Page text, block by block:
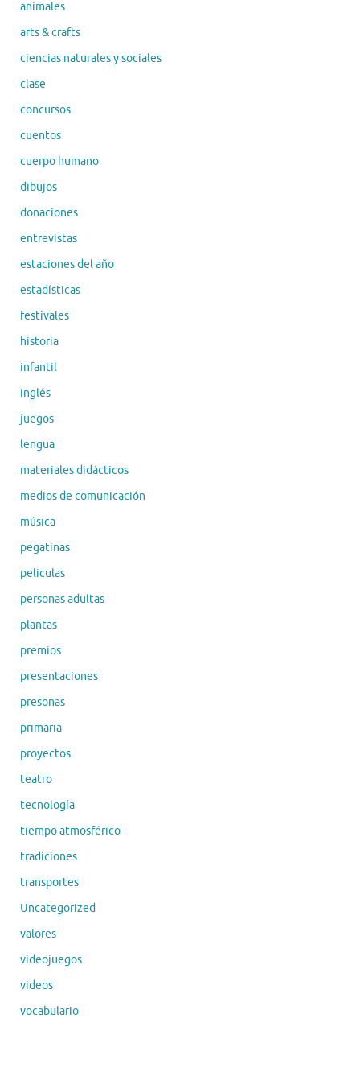
animales
arts & crafts
ciencias naturales y sociales
clase
concursos
cuentos
cuerpo humano
dibujos
donaciones
entrevistas
estaciones del año
estadísticas
festivales
historia
infantil
inglés
juegos
lengua
materiales didácticos
medios de comunicación
música
pegatinas
peliculas
personas adultas
plantas
premios
presentaciones
presonas
primaria
proyectos
teatro
tecnología
tiempo atmosférico
tradiciones
transportes
Uncategorized
valores
videojuegos
videos
vocabulario